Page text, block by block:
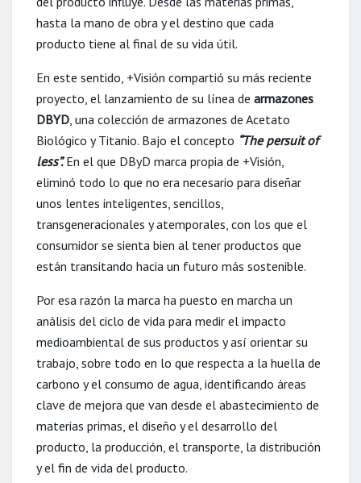
hasta la mano de obra y el destino que cada
producto tiene al final de su vida útil.
En este sentido, +Visión compartió su más reciente
proyecto, el lanzamiento de su línea de armazones
DBYD , una colección de armazones de Acetato
Biológico y Titanio. Bajo el concepto “The persuit of
less”.En el que DByD marca propia de +Visión,
eliminó todo lo que no era necesario para diseñar
unos lentes inteligentes, sencillos,
transgeneracionales y atemporales, con los que el
consumidor se sienta bien al tener productos que
están transitando hacia un futuro más sostenible.
Por esa razón la marca ha puesto en marcha un
análisis del ciclo de vida para medir el impacto
medioambiental de sus productos y así orientar su
trabajo, sobre todo en lo que respecta a la huella de
carbono y el consumo de agua, identificando áreas
clave de mejora que van desde el abastecimiento de
materias primas, el diseño y el desarrollo del
producto, la producción, el transporte, la distribución
y el fin de vida del producto.